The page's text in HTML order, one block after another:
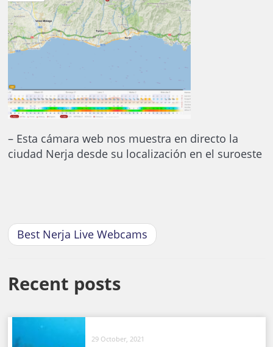
– Esta cámara web nos muestra en directo la
ciudad Nerja desde su localización en el suroeste
Best Nerja Live Webcams
Recent posts
29 October, 2021